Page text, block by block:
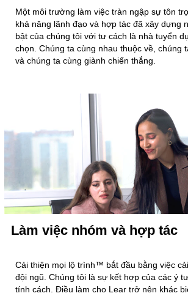
Một môi trường làm việc tràn ngập sự tôn
khả năng lãnh đạo và hợp tác đã xây dựng
bật của chúng tôi với tư cách là nhà tuyển
chọn. Chúng ta cùng nhau thuộc về, chúng
và chúng ta cùng giành chiến thắng.
Làm việc nhóm và hợp tác
Cải thiện mọi lộ trình™ bắt đầu bằng việc
đội ngũ. Chúng tôi là sự kết hợp của các ý
tính cách. Điều làm cho Lear trở nên khác